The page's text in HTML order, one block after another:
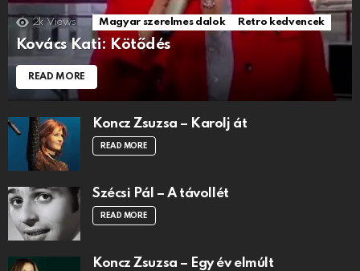
2k Views Magyar szerelmes dalok Retro kedvencek
Kovács Kati: Kötődés
READ MORE
Koncz Zsuzsa – Karolj át
READ MORE
Szécsi Pál – A távollét
READ MORE
Koncz Zsuzsa – Egy év elmúlt